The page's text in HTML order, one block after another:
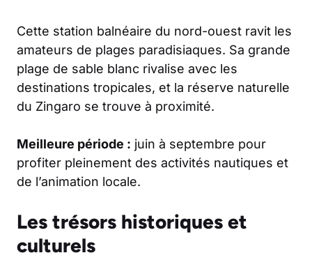
Cette station balnéaire du nord-ouest ravit les
amateurs de plages paradisiaques. Sa grande
plage de sable blanc rivalise avec les
destinations tropicales, et la réserve naturelle
du Zingaro se trouve à proximité.
Meilleure période : juin à septembre pour
profiter pleinement des activités nautiques et
de l’animation locale.
Les trésors historiques et
culturels